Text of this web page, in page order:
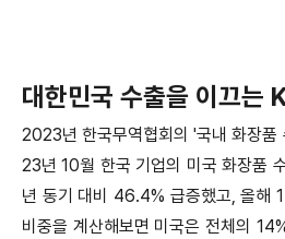
대한민국 수출을 이끄는
2023년 한국무역협회의 '국내 화장품
23년 10월 한국 기업의 미국 화장품
년 동기 대비 46.4% 급증했고, 올해
비중을 계산해보면 미국은 전체의